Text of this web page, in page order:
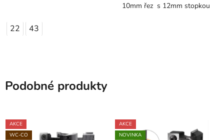
22 43
10mm řez s 12mm stopkou
Podobné produkty
AKCE
WC-CO
AKCE
NOVINKA